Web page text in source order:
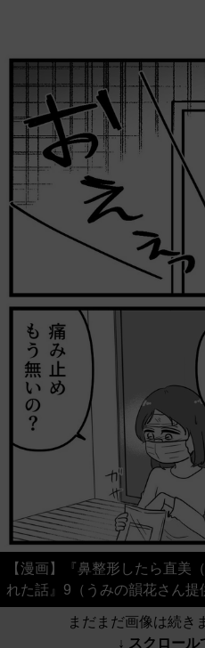
【漫画】『鼻整形したら直美
れた話』9（うみの韻花さん提
まだまだ画像は続き
↓ スクロール